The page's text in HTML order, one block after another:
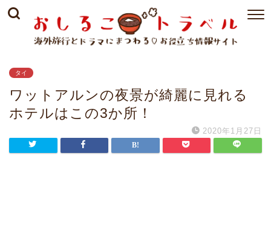
タイ
ワットアルンの夜景が綺麗に見れる
ホテルはこの3か所！
2020年1月27日